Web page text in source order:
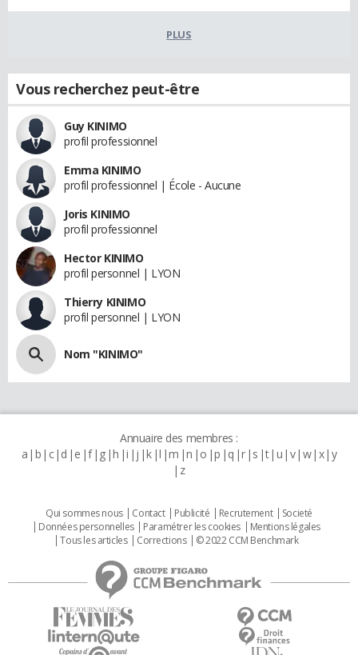
PLUS
Vous recherchez peut-être
Guy KINIMO
profil professionnel
Emma KINIMO
profil professionnel | École - Aucune
Joris KINIMO
profil professionnel
Hector KINIMO
profil personnel | LYON
Thierry KINIMO
profil personnel | LYON
Nom "KINIMO"
Annuaire des membres :
a b c d e f g h i j k l m n o p q r s t u v w x y
z
Qui sommes nous Contact Publicité Recrutement
Societé
Données personnelles
Paramétrer les cookies
Mentions légales
Tous les articles
Corrections © 2022 CCM Benchmark